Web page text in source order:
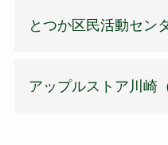
とつか区民活動セン
アップルストア川崎